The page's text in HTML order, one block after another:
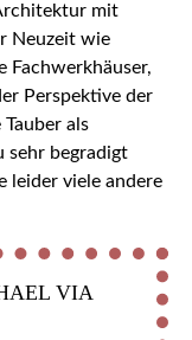
mit
Neuzeit wie
Fachwerkhäuser,
Perspektive der
als
sehr begradigt
leider viele andere
VIA